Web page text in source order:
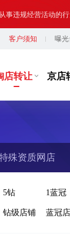
您转让或购买的
客户须知 曝光
店转让 京店
殊资质网店
5钻 1蓝冠
钻级店铺 蓝冠